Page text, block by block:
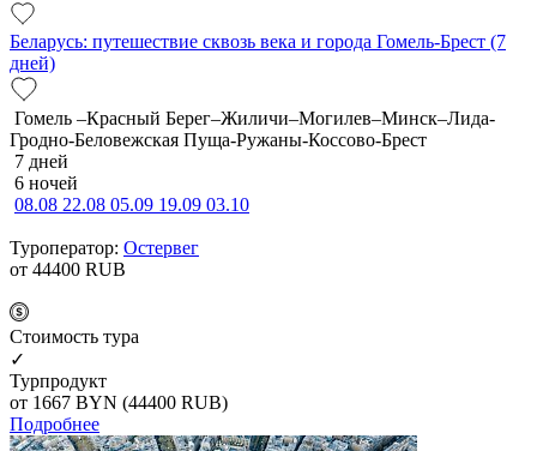
Беларусь: путешествие сквозь века и города Гомель-Брест (7
дней)
Гомель –Красный Берег–Жиличи–Могилев–Минск–Лида-
Гродно-Беловежская Пуща-Ружаны-Коссово-Брест
7 дней
6 ночей
08.08 22.08 05.09 19.09 03.10
Туроператор: Остервег
от 44400 RUB
Cтоимость тура
✓
Турпродукт
от 1667 BYN (44400 RUB)
Подробнее